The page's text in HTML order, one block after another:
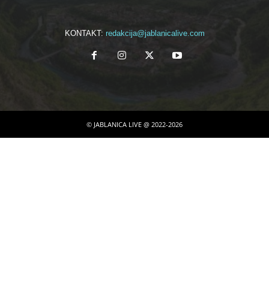
KONTAKT: redakcija@jablanicalive.com
© JABLANICA LIVE @ 2022-2026